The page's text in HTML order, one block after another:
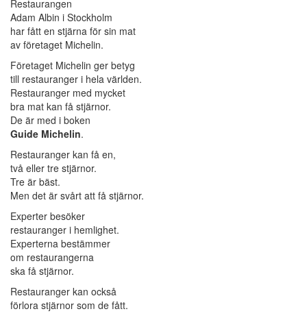
Restaurangen
Adam Albin i Stockholm
har fått en stjärna för sin mat
av företaget Michelin.
Företaget Michelin ger betyg
till restauranger i hela världen.
Restauranger med mycket
bra mat kan få stjärnor.
De är med i boken
Guide Michelin.
Restauranger kan få en,
två eller tre stjärnor.
Tre är bäst.
Men det är svårt att få stjärnor.
Experter besöker
restauranger i hemlighet.
Experterna bestämmer
om restaurangerna
ska få stjärnor.
Restauranger kan också
förlora stjärnor som de fått.